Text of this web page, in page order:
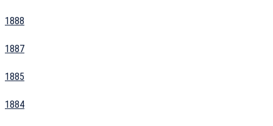
1888
1887
1885
1884